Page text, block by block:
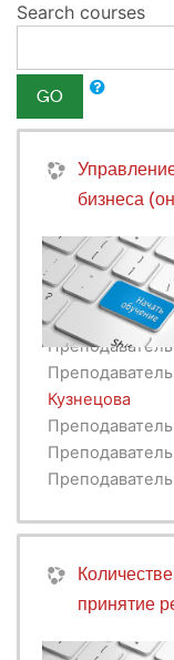
Search courses
GO
бизнеса
Преподаватель:
Преподаватель:
Кузнецова
принятие